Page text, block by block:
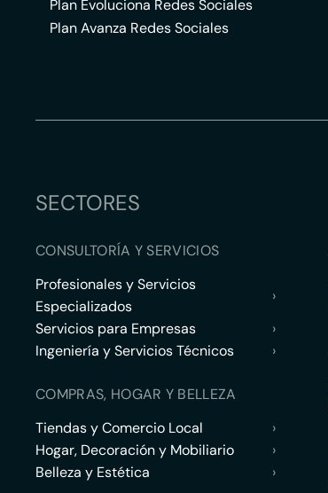
Plan Evoluciona Redes Sociales
Plan Avanza Redes Sociales
SECTORES
CONSULTORÍA Y SERVICIOS
Profesionales y Servicios
Especializados
›
Servicios para Empresas
›
Ingeniería y Servicios Técnicos
›
COMPRAS, HOGAR Y BELLEZA
Tiendas y Comercio Local
›
Hogar, Decoración y Mobiliario
›
Belleza y Estética
›